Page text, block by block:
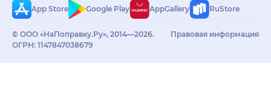
App Store
Google Play AppGallery RuStore
© ООО «НаПоправку.Ру», 2014—2026.
ОГРН: 1147847038679
Правовая информация